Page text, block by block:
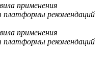
применения
платформы рекомендаций
применения
платформы рекомендаций